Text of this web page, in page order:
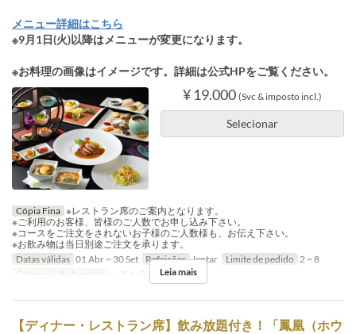
メニュー詳細はこちら
※9月1日(火)以降はメニューが変更になります。
※お料理の画像はイメージです。詳細は公式HPをご覧ください。
¥ 19.000 (Svc & imposto incl.)
Selecionar
Cópia Fina ※レストラン席のご案内となります。
※ご利用のお客様、皆様のご人数でお申し込み下さい。
※コースをご注文をされないお子様のご人数様も、お伝え下さい。
※お飲み物は当日別途ご注文を承ります。
Datas válidas 01 Abr ~ 30 Set Refeições Jantar Limite de pedido 2 ~ 8
Categoria de Assento
レストラン席Leia mais
【ディナー・レストラン席】飲み放題付き！「鳳凰（ホウ